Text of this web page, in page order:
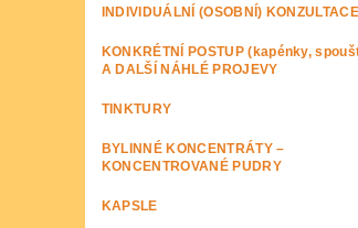
INDIVIDUÁLNÍ (OSOBNÍ) KONZULTACE
KONKRÉTNÍ POSTUP (kapénky,
A DALŠÍ NÁHLÉ PROJEVY
TINKTURY
BYLINNÉ KONCENTRÁTY –
KONCENTROVANÉ PUDRY
KAPSLE